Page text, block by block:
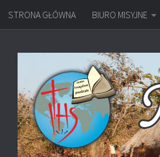
Przejdź do treści
STRONA GŁÓWNA BIURO MISYJNE